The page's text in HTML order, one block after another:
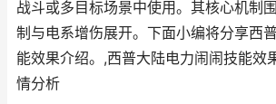
战斗或多目标场景中使用。其核心机制
制与电系增伤展开。下面小编将分享西
能效果介绍。,西普大陆电力闹闹技能效
情分析